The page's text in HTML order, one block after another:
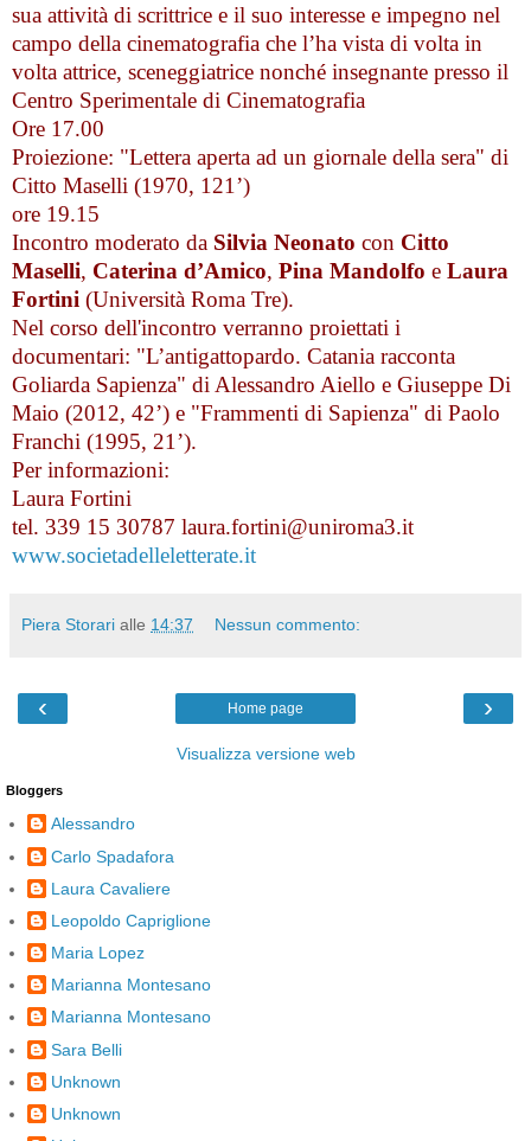
sua attività di scrittrice e il suo interesse e impegno nel
campo della cinematografia che l’ha vista di volta in
volta attrice, sceneggiatrice nonché insegnante presso il
Centro Sperimentale di Cinematografia
Ore 17.00
Proiezione: "Lettera aperta ad un giornale della sera" di
Citto Maselli (1970, 121’)
ore 19.15
Incontro moderato da Silvia Neonato con Citto
Maselli, Caterina d’Amico, Pina Mandolfo e Laura
Fortini (Università Roma Tre).
Nel corso dell'incontro verranno proiettati i
documentari: "L’antigattopardo. Catania racconta
Goliarda Sapienza" di Alessandro Aiello e Giuseppe Di
Maio (2012, 42’) e "Frammenti di Sapienza" di Paolo
Franchi (1995, 21’).
Per informazioni:
Laura Fortini
tel. 339 15 30787 laura.fortini@uniroma3.it
www.societadelleletterate.it
Piera Storari alle 14:37 Nessun commento:
‹ ›
Home page
Visualizza versione web
Bloggers
Alessandro
Carlo Spadafora
Laura Cavaliere
Leopoldo Capriglione
Maria Lopez
Marianna Montesano
Marianna Montesano
Sara Belli
Unknown
Unknown